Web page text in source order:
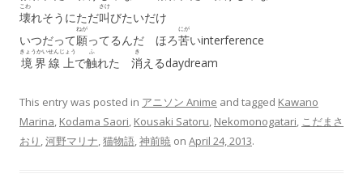
壊
こわ
れそうにただ叫
さけ
びたいだけ
いつだって願
ねが
ってるんだ ほろ苦
にが
いinterference
境界線上
きょうかいせんじょう
で触
ふ
れた 消
き
えるdaydream
This entry was posted in アニソン Anime and tagged Kawano
Marina, Kodama Saori, Kousaki Satoru, Nekomonogatari, こだまさ
おり ,河野マリナ,猫物語,神前暁 on April 24, 2013.